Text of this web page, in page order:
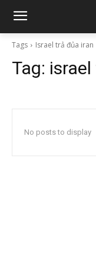
Tags Israel trả đủa iran
Tag:
No posts to display